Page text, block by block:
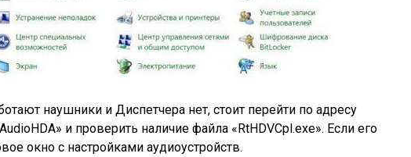
наушники и Диспетчера нет, стоит перейти по адресу
и проверить наличие файла «RtHDVCpl.exe». Если его
окно с настройками аудиоустройств.